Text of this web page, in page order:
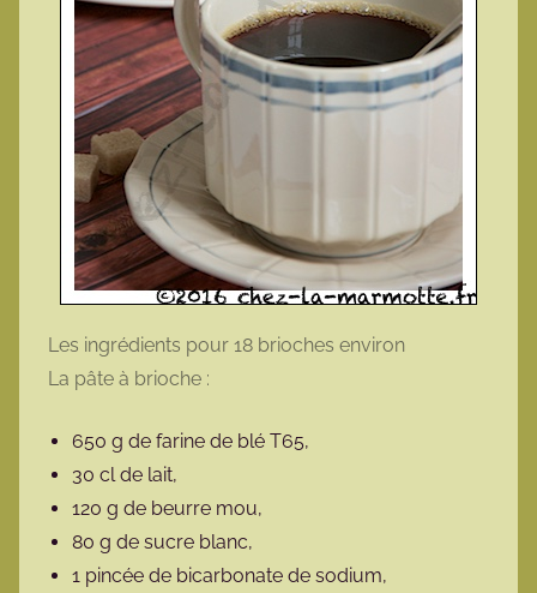
Les ingrédients pour 18 brioches environ
La pâte à brioche :
650 g de farine de blé T65,
30 cl de lait,
120 g de beurre mou,
80 g de sucre blanc,
1 pincée de bicarbonate de sodium,